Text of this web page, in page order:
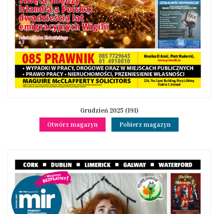
Grudzień 2025 (191)
Otwórz magazyn
Pobierz magazyn